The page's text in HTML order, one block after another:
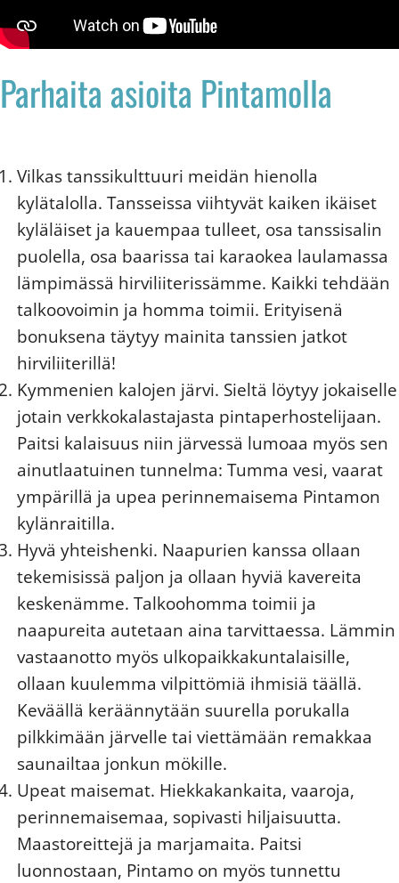
Parhaita asioita Pintamolla
Vilkas tanssikulttuuri meidän hienolla
kylätalolla. Tansseissa viihtyvät kaiken ikäiset
kyläläiset ja kauempaa tulleet, osa tanssisalin
puolella, osa baarissa tai karaokea laulamassa
lämpimässä hirviliiterissämme. Kaikki tehdään
talkoovoimin ja homma toimii. Erityisenä
bonuksena täytyy mainita tanssien jatkot
hirviliiterillä!
Kymmenien kalojen järvi. Sieltä löytyy jokaiselle
jotain verkkokalastajasta pintaperhostelijaan.
Paitsi kalaisuus niin järvessä lumoaa myös sen
ainutlaatuinen tunnelma: Tumma vesi, vaarat
ympärillä ja upea perinnemaisema Pintamon
kylänraitilla.
Hyvä yhteishenki. Naapurien kanssa ollaan
tekemisissä paljon ja ollaan hyviä kavereita
keskenämme. Talkoohomma toimii ja
naapureita autetaan aina tarvittaessa. Lämmin
vastaanotto myös ulkopaikkakuntalaisille,
ollaan kuulemma vilpittömiä ihmisiä täällä.
Keväällä keräännytään suurella porukalla
pilkkimään järvelle tai viettämään remakkaa
saunailtaa jonkun mökille.
Upeat maisemat. Hiekkakankaita, vaaroja,
perinnemaisemaa, sopivasti hiljaisuutta.
Maastoreittejä ja marjamaita. Paitsi
luonnostaan, Pintamo on myös tunnettu